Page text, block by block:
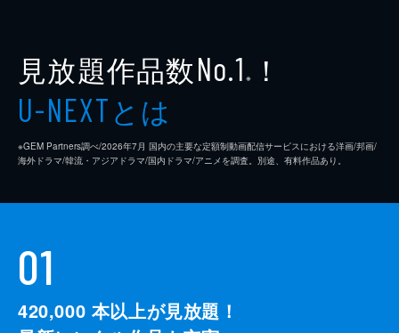
見放題作品数No.1 ※ ！
U-NEXTとは
※GEM Partners調べ/2026年7⽉ 国内の主要な定額制動画配信サービスにおける洋画/邦画/
海外ドラマ/韓流・アジアドラマ/国内ドラマ/アニメを調査。別途、有料作品あり。
01
420,000 本以上が見放題！